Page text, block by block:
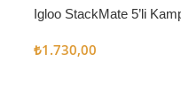
Igloo StackMate 5’li
₺1.730,00